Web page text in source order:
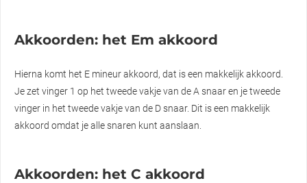
Akkoorden: het Em akkoord
Hierna komt het E mineur akkoord, dat is een makkelijk akkoord.
Je zet vinger 1 op het tweede vakje van de A snaar en je tweede
vinger in het tweede vakje van de D snaar. Dit is een makkelijk
akkoord omdat je alle snaren kunt aanslaan.
Akkoorden: het C akkoord